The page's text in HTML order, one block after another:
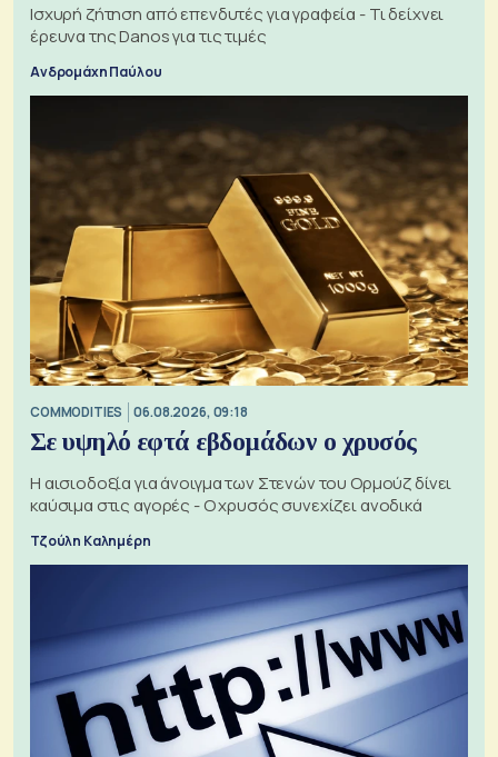
Ισχυρή ζήτηση από επενδυτές για γραφεία - Τι δείχνει
έρευνα της Danos για τις τιμές
Ανδρομάχη Παύλου
COMMODITIES 06.08.2026, 09:18
Σε υψηλό εφτά εβδομάδων ο χρυσός
Η αισιοδοξία για άνοιγμα των Στενών του Ορμούζ δίνει
καύσιμα στις αγορές - Ο χρυσός συνεχίζει ανοδικά
Τζούλη Καλημέρη